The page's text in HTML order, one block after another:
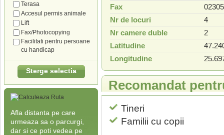
Terasa
Accesul permis animale
Lift
Fax/Photocopying
Facilitati pentru persoane
cu handicap
Sterge selectia
Afla distanta pe care
urmeaza sa o parcurgi,
dar si ce poti vedea pe
Fax
Nr de locuri
4
Nr camere duble
2
Latitudine
Longitudine
Recomandat
Tineri
Familii cu copii